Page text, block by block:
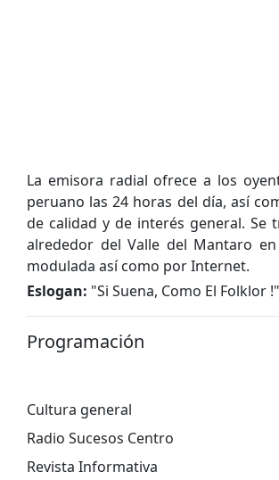
La emisora radial ofrece a los
peruano las 24 horas del día, así
de calidad y de interés general. Se
alrededor del Valle del Mantaro
modulada así como por Internet.
Eslogan: "Si Suena, Como El Folklor !"
Programación
Cultura general
Radio Sucesos Centro
Revista Informativa